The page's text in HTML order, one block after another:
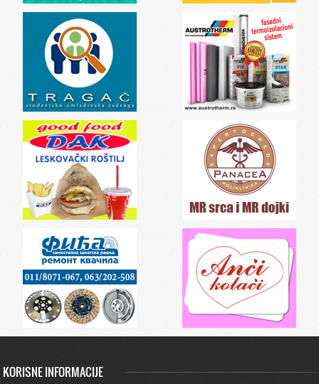
KORISNE INFORMACIJE